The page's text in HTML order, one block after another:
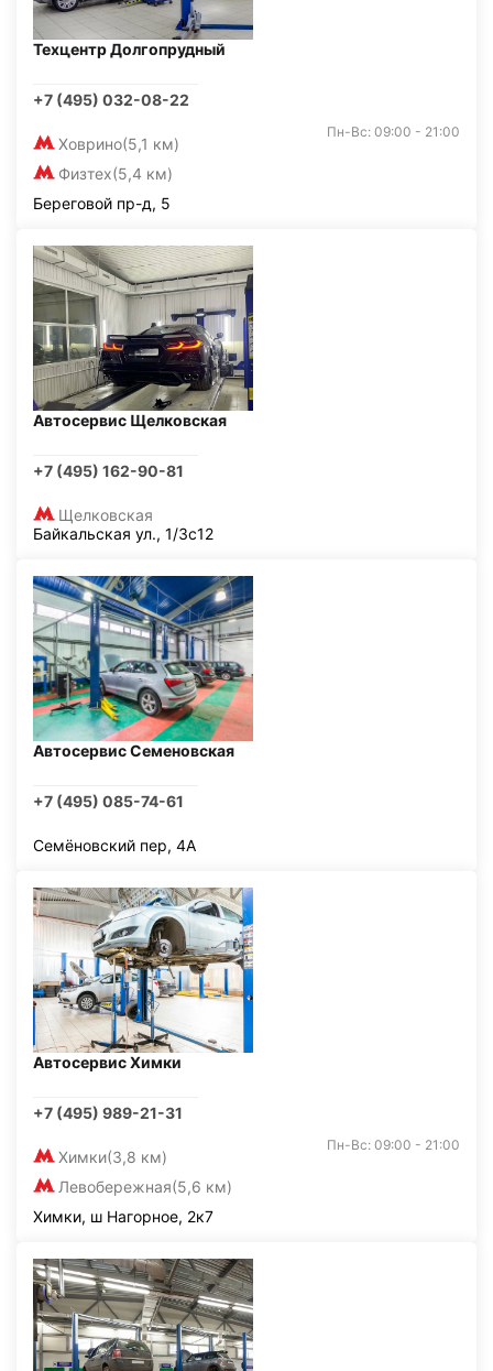
Техцентр Долгопрудный
+7 (495) 032-08-22
Ховрино(5,1 км)
Физтех(5,4 км)
Пн-Вс: 09:00 - 21:00
Береговой пр-д, 5
Автосервис Щелковская
+7 (495) 162-90-81
Щелковская
Байкальская ул., 1/3с12
Автосервис Семеновская
+7 (495) 085-74-61
Семёновский пер, 4А
Автосервис Химки
+7 (495) 989-21-31
Химки(3,8 км)
Левобережная(5,6 км)
Пн-Вс: 09:00 - 21:00
Химки, ш Нагорное, 2к7